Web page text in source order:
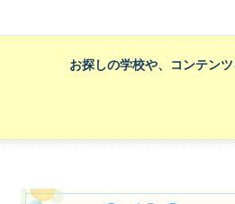
お探しの学校や、コンテンツ